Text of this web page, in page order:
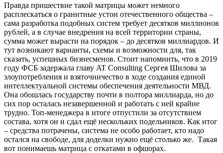
Правда пришествие такой матрицы может немного
расплескаться о гранитные устои отечественного общества –
сама разработка подобных систем требует десятков миллионов
рублей, а в случае внедрения на всей территории страны,
сумма может вырасти на порядок – до десятков миллиардов. И
тут возникают варианты, схемы и возможности для, так
сказать, успешных бизнесменов. Стоит напомнить, что в 2019
году ФСБ задержала главу AT Consulting Сергея Шилова за
злоупотребления и взяточничество в ходе создания единой
интеллектуальной системы обеспечения деятельности МВД.
Она обошлась государству почти в полтора миллиарда, но до
сих пор осталась незавершенной и работать с ней крайне
трудно. Топ-менеджера в итоге отпустили за отсутствием
состава, хотя он и сдал ещё нескольких подельников. Как итог
– средства потрачены, система не особо работает, кто надо
остался на свободе, для доделки нужно ещё столько же. Такая
вот понимаешь матрица с откатами в офшорах.